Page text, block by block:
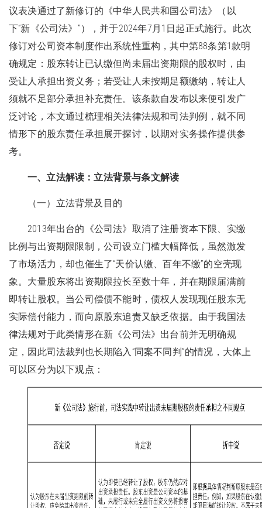
议表决通过了新修订的《中华人民共和国公司法》（以
下“新《公司法》”），并于2024年7月1日起正式施行。此次
修订对公司资本制度作出系统性重构，其中第88条第1款明
确规定：股东转让已认缴但尚未届出资期限的股权时，由
受让人承担出资义务；若受让人未按期足额缴纳，转让人
须就不足部分承担补充责任。该条款自发布以来便引发广
泛讨论，本文通过梳理相关法律法规和司法判例，就不同
情形下的股东责任承担展开探讨，以期对实务操作提供参
考。
一、立法解读：立法背景与条文解读
（一）立法背景及目的
2013年出台的《公司法》取消了注册资本下限、实缴
比例与出资期限限制，公司设立门槛大幅降低，虽然激发
了市场活力，却也催生了“天价认缴、百年不缴”的空壳现
象。大量股东将出资期限拉长至数十年，并在期限届满前
即转让股权。当公司偿债不能时，债权人发现现任股东无
实际偿付能力，而向原股东追责又缺乏依据。由于我国法
律法规对于此类情形在新《公司法》出台前并无明确规
定，因此司法裁判也长期陷入“同案不同判”的情况，大体上
可以区分为以下观点：